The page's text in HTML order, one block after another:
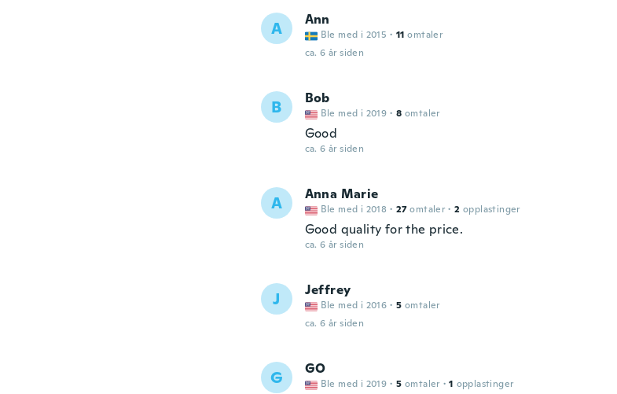
A Ann
Ble med i 2015 · 11 omtaler
ca. 6 år siden
B Bob
Ble med i 2019 · 8 omtaler
Good
ca. 6 år siden
A Anna Marie
Ble med i 2018 · 27 omtaler · 2 opplastinger
Good quality for the price.
ca. 6 år siden
J Jeffrey
Ble med i 2016 · 5 omtaler
ca. 6 år siden
G GO
Ble med i 2019 · 5 omtaler · 1 opplastinger